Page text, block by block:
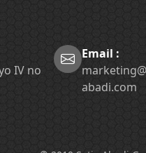
IV no
Email :
abadi.com